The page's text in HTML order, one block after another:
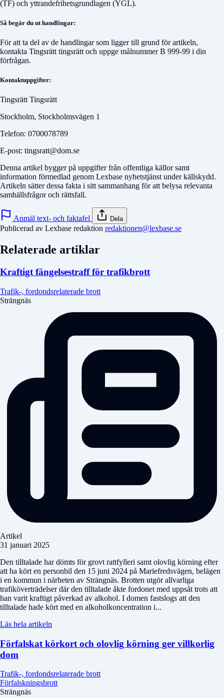
(TF) och yttrandefrihetsgrundlagen (YGL).
Så begär du ut handlingar:
För att ta del av de handlingar som ligger till grund för artikeln,
kontakta Tingsrätt tingsrätt och uppge målnummerB 999-99 i din
förfrågan.
Kontaktuppgifter:
Tingsrätt Tingsrätt
Stockholm, Stockholmsvägen 1
Telefon: 0700078789
E-post: tingsratt@dom.se
Denna artikel bygger på uppgifter från offentliga källor samt
information förmedlad genom Lexbase nyhetstjänst under källskydd.
Artikeln sätter dessa fakta i sitt sammanhang för att belysa relevanta
samhällsfrågor och rättsfall.
Anmäl text- och faktafel Dela
Publicerad av Lexbase redaktion redaktionen@lexbase.se
Relaterade artiklar
Kraftigt fängelsestraff för trafikbrott
Trafik-, fordondsrelaterade brott
Strängnäs
Artikel
31 januari 2025
Den tilltalade har dömts för grovt rattfylleri samt olovlig körning efter
att ha kört en personbil den 15 juni 2024 på Mariefredsvägen, belägen
i en kommun i närheten av Strängnäs. Brotten utgör allvarliga
trafiköverträdelser där den tilltalade åkte fordonet med uppsåt trots att
han varit kraftigt påverkad av alkohol. I domen fastslogs att den
tilltalade hade kört med en alkoholkoncentration i...
Läs hela artikeln
Förfalskat körkort och olovlig körning ger villkorlig
dom
Trafik-, fordondsrelaterade brott
Förfalskningsbrott
Strängnäs